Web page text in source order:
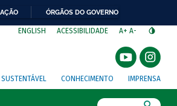
ÓRGÃOS DO GOVERNO
ENGLISH ACESSIBILIDADE A+ A-
CONHECIMENTO IMPRENSA